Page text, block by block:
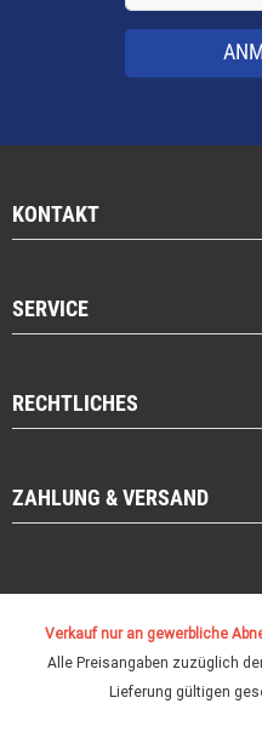
KONTAKT
SERVICE
RECHTLICHES
ZAHLUNG & VERSAND
Verkauf nur an gewerbliche
Alle Preisangaben zuzüglich
Lieferung gültigen